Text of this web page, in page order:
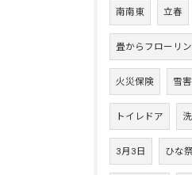
南南東 立春
畳からフローリ
火災保険 雪害
トイレドア
3月3日 ひな